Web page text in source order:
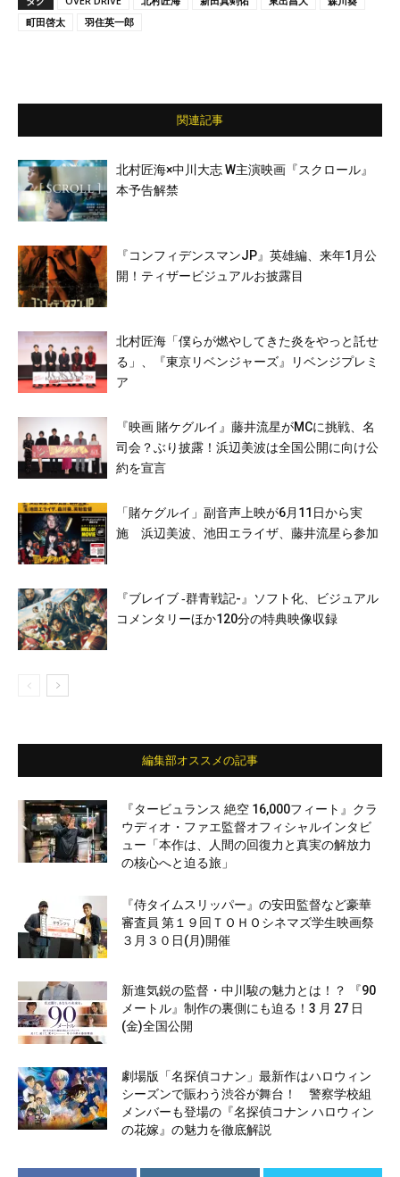
町田啓太
羽住英一郎
関連記事
北村匠海×中川大志 W主演映画『スクロール』
本予告解禁
『コンフィデンスマンJP』英雄編、来年1月公
開！ティザービジュアルお披露目
北村匠海「僕らが燃やしてきた炎をやっと託せ
る」、『東京リベンジャーズ』リベンジプレミ
ア
『映画 賭ケグルイ』藤井流星がMCに挑戦、名
司会？ぶり披露！浜辺美波は全国公開に向け公
約を宣言
「賭ケグルイ」副音声上映が6月11日から実
施 浜辺美波、池田エライザ、藤井流星ら参加
『ブレイブ ‐群青戦記-』ソフト化、ビジュアル
コメンタリーほか120分の特典映像収録
編集部オススメの記事
『タービュランス 絶空 16,000フィート』クラ
ウディオ・ファエ監督オフィシャルインタビ
ュー「本作は、人間の回復力と真実の解放力
の核心へと迫る旅」
『侍タイムスリッパー』の安田監督など豪華
審査員 第１９回ＴＯＨＯシネマズ学生映画祭
３月３０日(月)開催
新進気鋭の監督・中川駿の魅力とは！？ 『90
メートル』制作の裏側にも迫る！3 月 27 日
(金)全国公開
劇場版「名探偵コナン」最新作はハロウィン
シーズンで賑わう渋谷が舞台！ 警察学校組
メンバーも登場の『名探偵コナン ハロウィン
の花嫁』の魅力を徹底解説